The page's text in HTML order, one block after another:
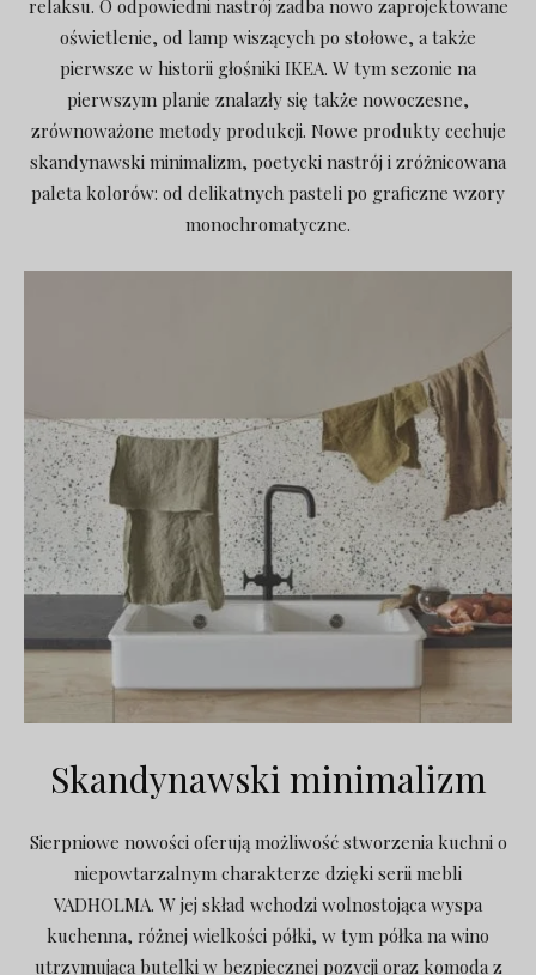
relaksu. O odpowiedni nastrój zadba nowo zaprojektowane
oświetlenie, od lamp wiszących po stołowe, a także
pierwsze w historii głośniki IKEA. W tym sezonie na
pierwszym planie znalazły się także nowoczesne,
zrównoważone metody produkcji. Nowe produkty cechuje
skandynawski minimalizm, poetycki nastrój i zróżnicowana
paleta kolorów: od delikatnych pasteli po graficzne wzory
monochromatyczne.
Skandynawski minimalizm
Sierpniowe nowości oferują możliwość stworzenia kuchni o
niepowtarzalnym charakterze dzięki serii mebli
VADHOLMA. W jej skład wchodzi wolnostojąca wyspa
kuchenna, różnej wielkości półki, w tym półka na wino
utrzymująca butelki w bezpiecznej pozycji oraz komoda z